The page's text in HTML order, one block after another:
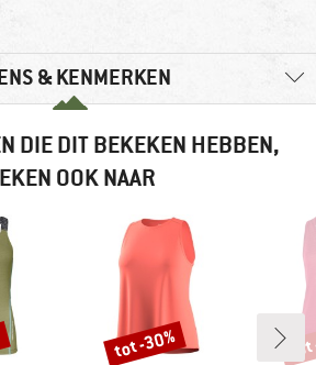
& KENMERKEN
DIE DIT BEKEKEN HEBBEN,
OOK NAAR
Korting
tot -30%